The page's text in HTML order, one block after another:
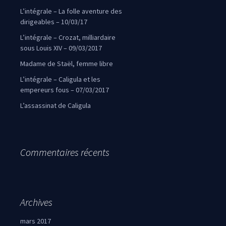
L’intégrale – La folle aventure des
dirigeables – 10/03/17
L’intégrale – Crozat, milliardaire
sous Louis XIV – 09/03/2017
Madame de Staël, femme libre
L’intégrale – Caligula et les
empereurs fous – 07/03/2017
L’assassinat de Caligula
Commentaires récents
Archives
mars 2017